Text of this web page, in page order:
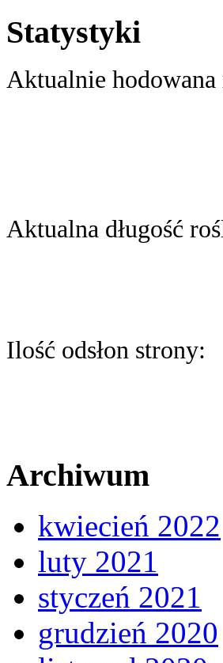
Statystyki
Aktualnie hodowana
Aktualna długość
Ilość odsłon strony:
Archiwum
kwiecień 2022
luty 2021
styczeń 2021
grudzień 2020